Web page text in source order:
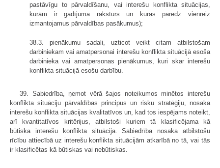
pastāvīgu to pārvaldīšanu, vai interešu konflikta situācijas,
kurām ir gadījuma raksturs un kuras paredz vienreiz
izmantojamus pārvaldības pasākumus);
38.3. pienākumu sadali, uzticot veikt citam atbilstošam
darbiniekam vai amatpersonai interešu konflikta situācijā esoša
darbinieka vai amatpersonas pienākumus, kuri skar interešu
konflikta situācijā esošu darbību.
39. Sabiedrība, ņemot vērā šajos noteikumos minētos interešu
konflikta situāciju pārvaldības principus un risku stratēģiju, nosaka
interešu konflikta situācijas kvalitatīvos un, kad tos iespējams noteikt,
arī kvantitatīvos kritērijus, atbilstoši kuriem tā klasificējama kā
būtiska interešu konflikta situācija. Sabiedrība nosaka atbilstošu
rīcību attiecībā uz interešu konflikta situācijām atkarībā no tā, vai tās
ir klasificētas kā būtiskas vai nebūtiskas.